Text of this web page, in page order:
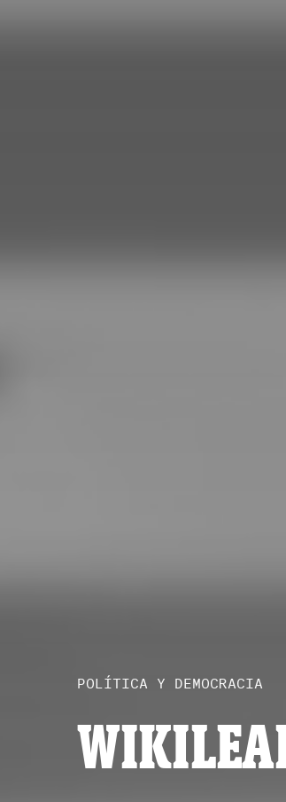
POLÍTICA Y DEMOCRACIA